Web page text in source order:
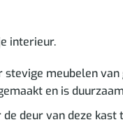
interieur.
meubelen
en is
deur van deze kast